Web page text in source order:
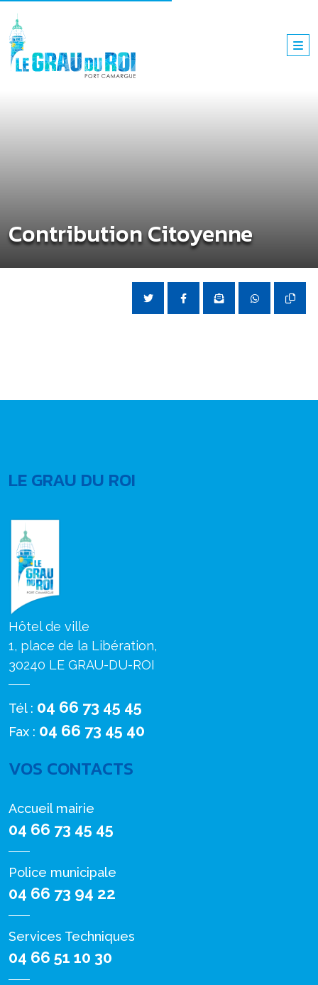
Contribution Citoyenne
LE GRAU DU ROI
Hôtel de ville
1, place de la Libération,
30240 LE GRAU-DU-ROI
Tél : 04 66 73 45 45
Fax : 04 66 73 45 40
VOS CONTACTS
Accueil mairie
04 66 73 45 45
Police municipale
04 66 73 94 22
Services Techniques
04 66 51 10 30